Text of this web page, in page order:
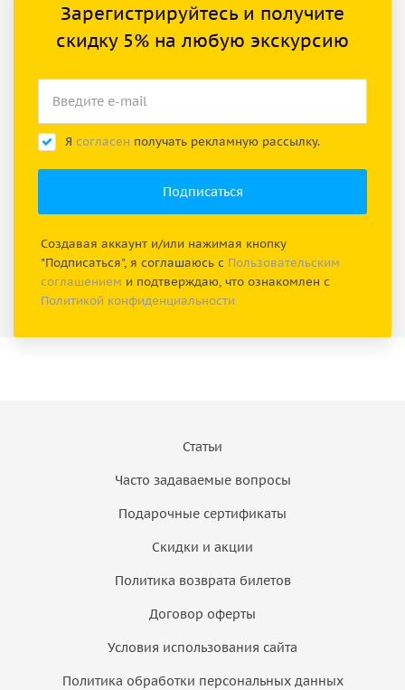
Зарегистрируйтесь и получите
скидку 5% на любую экскурсию
Я согласен получать рекламную рассылку.
Создавая аккаунт и/или нажимая кнопку
"Подписаться", я соглашаюсь с Пользовательским
соглашением и подтверждаю, что ознакомлен с
Политикой конфиденциальности
Статьи
Часто задаваемые вопросы
Подарочные сертификаты
Скидки и акции
Политика возврата билетов
Договор оферты
Условия использования сайта
Политика обработки персональных данных